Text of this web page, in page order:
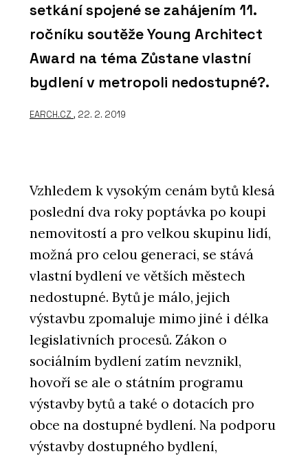
setkání spojené se zahájením 11.
ročníku soutěže Young Architect
Award na téma Zůstane vlastní
bydlení v metropoli nedostupné?.
EARCH.CZ , 22. 2. 2019
Vzhledem k vysokým cenám bytů klesá
poslední dva roky poptávka po koupi
nemovitostí a pro velkou skupinu lidí,
možná pro celou generaci, se stává
vlastní bydlení ve větších městech
nedostupné. Bytů je málo, jejich
výstavbu zpomaluje mimo jiné i délka
legislativních procesů. Zákon o
sociálním bydlení zatím nevznikl,
hovoří se ale o státním programu
výstavby bytů a také o dotacích pro
obce na dostupné bydlení. Na podporu
výstavby dostupného bydlení,